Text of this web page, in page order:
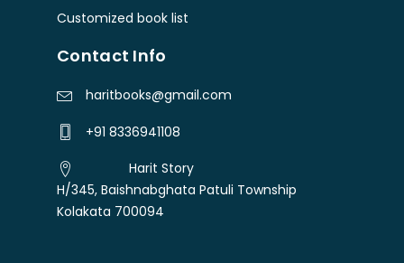
Customized book list
Contact Info
haritbooks@gmail.com
+91 8336941108
Harit Story
H/345, Baishnabghata Patuli Township
Kolakata 700094